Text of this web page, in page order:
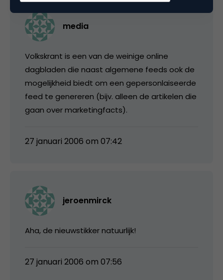
media
Volkskrant is een van de weinige online
dagbladen die naast algemene feeds ook de
mogelijkheid biedt om een gepersonlaiseerde
feed te genereren (bijv. alleen de artikelen die
gaan over marketingfacts).
27 januari 2006 om 07:42
jeroenmirck
Aha, de nieuwstikker natuurlijk!
27 januari 2006 om 07:56